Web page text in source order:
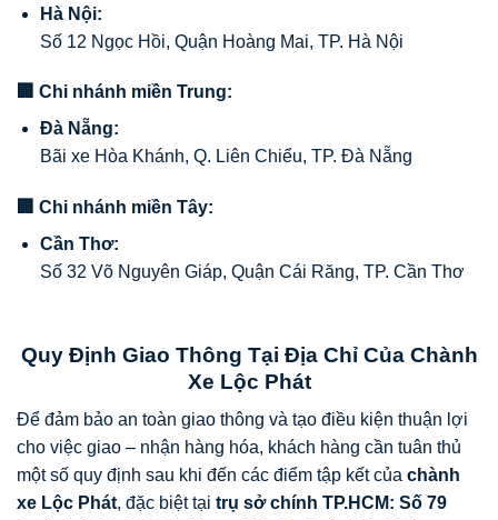
Hà Nội:
Số 12 Ngọc Hồi, Quận Hoàng Mai, TP. Hà Nội
🏢 Chi nhánh miền Trung:
Đà Nẵng:
Bãi xe Hòa Khánh, Q. Liên Chiểu, TP. Đà Nẵng
🏢 Chi nhánh miền Tây:
Cần Thơ:
Số 32 Võ Nguyên Giáp, Quận Cái Răng, TP. Cần Thơ
Quy Định Giao Thông Tại Địa Chỉ Của Chành
Xe Lộc Phát
Để đảm bảo an toàn giao thông và tạo điều kiện thuận lợi
cho việc giao – nhận hàng hóa, khách hàng cần tuân thủ
một số quy định sau khi đến các điểm tập kết của chành
xe Lộc Phát, đặc biệt tại trụ sở chính TP.HCM: Số 79